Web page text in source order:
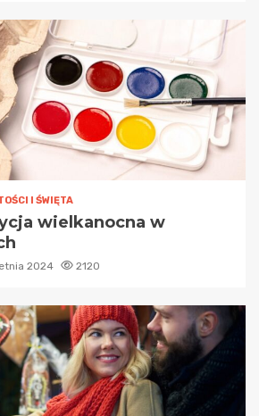
I ŚWIĘTA
wielkanocna w
2024 2120